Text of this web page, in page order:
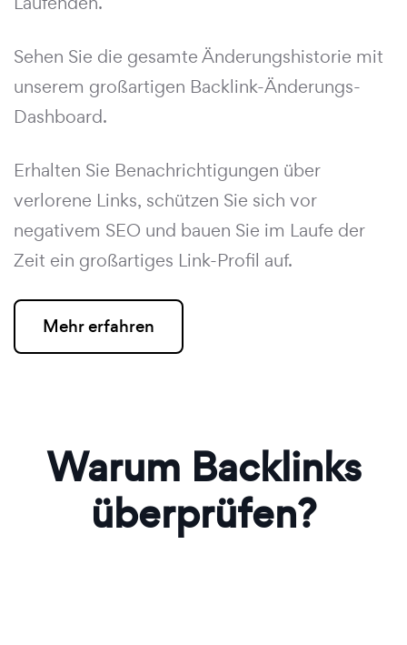
Sehen Sie die gesamte Änderungshistorie mit
unserem großartigen Backlink-Änderungs-
Dashboard.
Erhalten Sie Benachrichtigungen über
verlorene Links, schützen Sie sich vor
negativem SEO und bauen Sie im Laufe der
Zeit ein großartiges Link-Profil auf.
Mehr erfahren
Warum Backlinks
überprüfen?